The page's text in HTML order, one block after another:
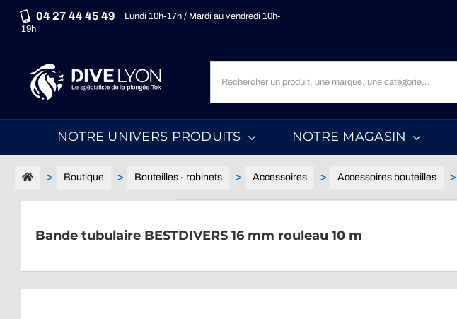
Passer
04 27 44 45 49
Lundi 10h-17h / Mardi au vendredi 10h-
19h
un
produit,
une
marque,
une
NOTRE UNIVERS PRODUITS NOTRE MAGASIN
Boutique Bouteilles - robinets Accessoires Accessoires bouteilles
Bande tubulaire BESTDIVERS 16 mm rouleau 10 m